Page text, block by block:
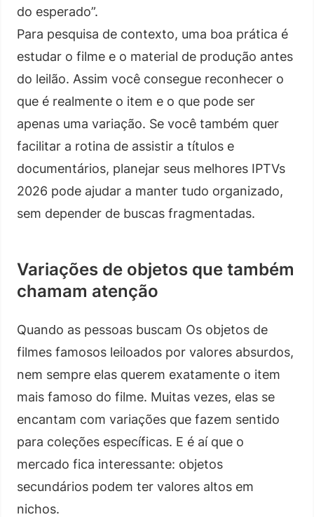
do esperado”.
Para pesquisa de contexto, uma boa prática é
estudar o filme e o material de produção antes
do leilão. Assim você consegue reconhecer o
que é realmente o item e o que pode ser
apenas uma variação. Se você também quer
facilitar a rotina de assistir a títulos e
documentários, planejar seus melhores IPTVs
2026 pode ajudar a manter tudo organizado,
sem depender de buscas fragmentadas.
Variações de objetos que também
chamam atenção
Quando as pessoas buscam Os objetos de
filmes famosos leiloados por valores absurdos,
nem sempre elas querem exatamente o item
mais famoso do filme. Muitas vezes, elas se
encantam com variações que fazem sentido
para coleções específicas. E é aí que o
mercado fica interessante: objetos
secundários podem ter valores altos em
nichos.